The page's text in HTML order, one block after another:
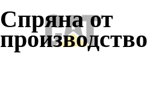
Спряна от
производство